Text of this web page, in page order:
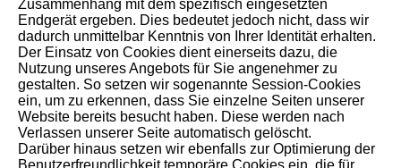
Zusammenhang mit dem spezifisch eingesetzten
Endgerät ergeben. Dies bedeutet jedoch nicht, dass wir
dadurch unmittelbar Kenntnis von Ihrer Identität erhalten.
Der Einsatz von Cookies dient einerseits dazu, die
Nutzung unseres Angebots für Sie angenehmer zu
gestalten. So setzen wir sogenannte Session-Cookies
ein, um zu erkennen, dass Sie einzelne Seiten unserer
Website bereits besucht haben. Diese werden nach
Verlassen unserer Seite automatisch gelöscht.
Darüber hinaus setzen wir ebenfalls zur Optimierung der